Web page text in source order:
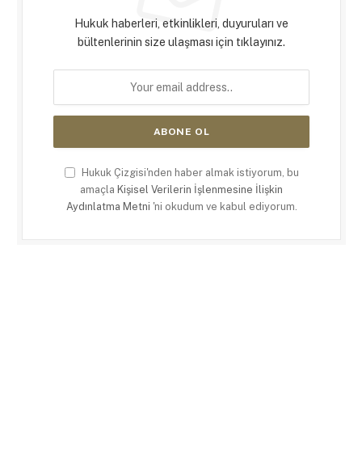
Hukuk haberleri, etkinlikleri, duyuruları ve
bültenlerinin size ulaşması için tıklayınız.
Hukuk Çizgisi'nden haber almak istiyorum, bu
amaçla Kişisel Verilerin İşlenmesine İlişkin
Aydınlatma Metni 'ni okudum ve kabul ediyorum.